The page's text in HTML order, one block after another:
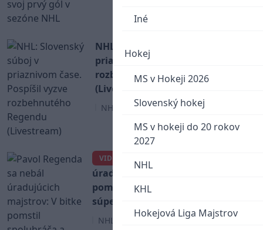
Iné
Hokej
MS v Hokeji 2026
Slovenský hokej
MS v hokeji do 20 rokov
2027
NHL
KHL
Hokejová Liga Majstrov
NHL: Slovenský súboj v
priaznivom čase. Pospíšil vyzve
rozbehnutého Regendu
(Livestream)
NHL
VIDEO
Pavol Regenda sa nebál
úradujúcich majstrov: V bitke
pomstil spoluhráča a zložil
súpera
NHL